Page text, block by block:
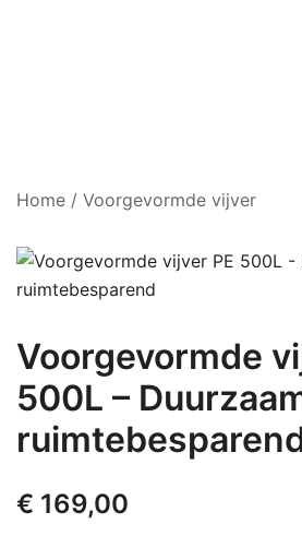
Home / Voorgevormde vijver
Voorgevormde
500L –
€ 169,00